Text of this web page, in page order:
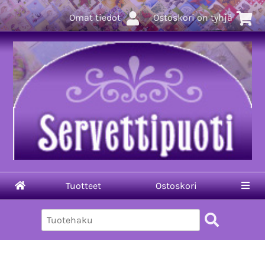
Omat tiedot Ostoskori on tyhjä
Tuotteet Ostoskori